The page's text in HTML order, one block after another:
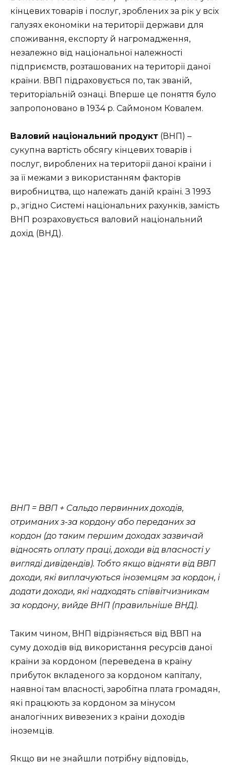
кінцевих товарів і послуг, зроблених за рік у всіх
галузях економіки на території держави для
споживання, експорту й нагромадження,
незалежно від національної належності
підприємств, розташованих на території даної
країни. ВВП підраховується по, так званій,
територіальній ознаці. Вперше це поняття було
запропоновано в 1934 р. Саймоном Ковалем.
Валовий національний продукт (ВНП) –
сукупна вартість обсягу кінцевих товарів і
послуг, вироблених на території даної країни і
за її межами з використанням факторів
виробництва, що належать даній країні. З 1993
р., згідно Системі національних рахунків, замість
ВНП розраховується валовий національний
дохід (ВНД).
ВНП = ВВП + Сальдо первинних доходів,
отриманих з-за кордону або переданих за
кордон (до таким першим доходах зазвичай
відносять оплату праці, доходи від власності у
вигляді дивідендів). Тобто якщо відняти від ВВП
доходи, які виплачуються іноземцям за кордон, і
додати доходи, які надходять співвітчизникам
за кордону, вийде ВНП (правильніше ВНД).
Таким чином, ВНП відрізняється від ВВП на
суму доходів від використання ресурсів даної
країни за кордоном (переведена в країну
прибуток вкладеного за кордоном капіталу,
наявної там власності, заробітна плата громадян,
які працюють за кордоном за мінусом
аналогічних вивезених з країни доходів
іноземців.
Якщо ви не знайшли потрібну відповідь,